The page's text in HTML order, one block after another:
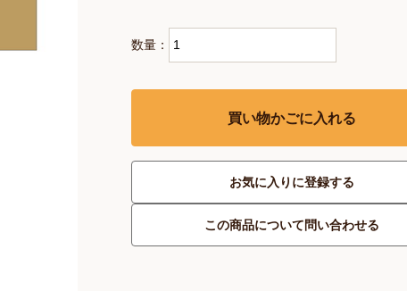
数量：
買い物かごに入れる
お気に入りに登録する
この商品について問い合わせる